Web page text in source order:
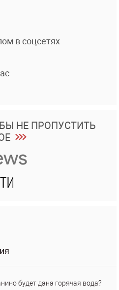
в соцсетях
НЕ ПРОПУСТИТЬ
будет дана горячая вода?